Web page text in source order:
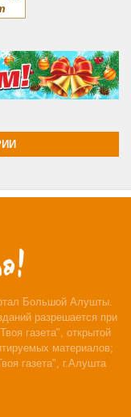
Большой Алушты.
разрешается при
газета", открытой
материалов;
газета", г.Алушта